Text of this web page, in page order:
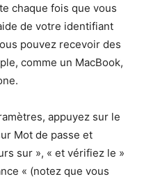
chaque fois que vous
de votre identifiant
pouvez recevoir des
comme un MacBook,
appuyez sur le
Mot de passe et
sur », « et vérifiez le »
« (notez que vous